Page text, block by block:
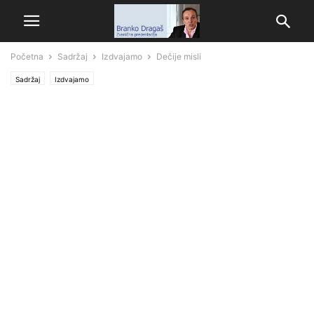
Početna Sadržaj Izdvajamo Dečije misli
Sadržaj Izdvajamo